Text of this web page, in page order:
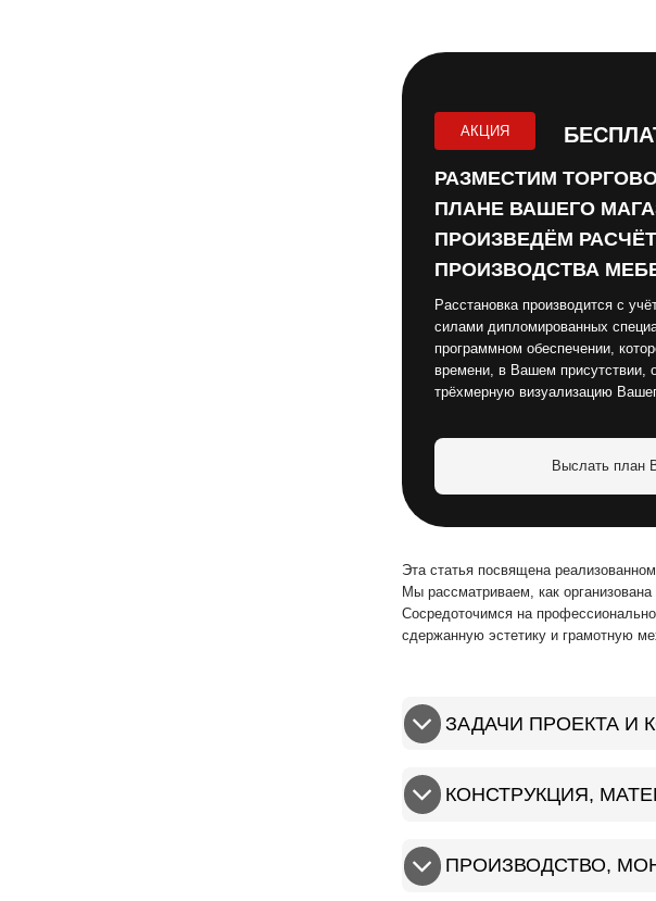
АКЦИЯ
РАЗМЕСТИМ
ПЛАНЕ ВАШЕГО
ПРОИЗВЕДЁМ
ПРОИЗВОДСТВА
Расстановка производится с
силами дипломированных
программном обеспечении,
времени, в Вашем присутствии,
трёхмерную визуализацию
Выслать план
Эта статья посвящена
Мы рассматриваем, как
Сосредоточимся на
сдержанную эстетику и грамотную
ЗАДАЧИ ПРОЕКТА И
КОНСТРУКЦИЯ,
ПРОИЗВОДСТВО,